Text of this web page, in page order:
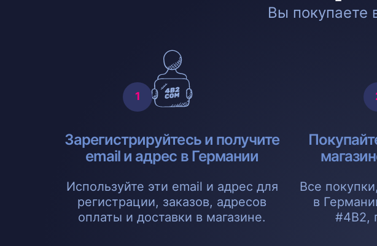
Вы покупаете
Зарегистрируйтесь и получите
email и адрес в Германии
Используйте эти email и адрес для
регистрации, заказов, адресов
оплаты и доставки в магазине.
Все
в
#4B2,